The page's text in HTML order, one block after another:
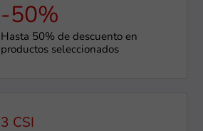
-50%
Hasta 50% de descuento en
productos seleccionados
3 CSI